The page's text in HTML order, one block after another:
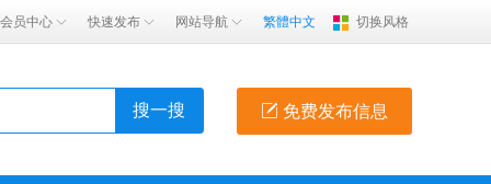
会员中心 快速发布 网站导航 繁體中文 切换风格
免费发布信息
搜一搜